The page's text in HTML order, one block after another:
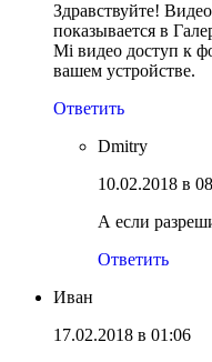
Здравствуйте!
показывается в
Mi видео доступ к
вашем устройстве.
Ответить
Dmitry
10.02.2018 в
А если
Ответить
Иван
17.02.2018 в 01:06